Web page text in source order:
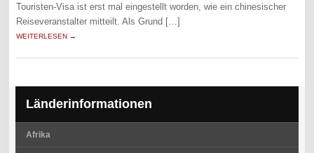
Touristen-Visa ist erst mal eingestellt worden, wie ein chinesischer
Reiseveranstalter mitteilt. Als Grund […]
WEITERLESEN →
Länderinformationen
Afrika